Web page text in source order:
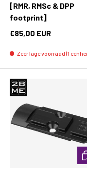
[RMR, RMSc & DPP
footprint]
€85,00 EUR
Zeer lage voorraad (1